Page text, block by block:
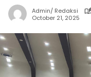
Admin/ Redaksi
October 21, 2025